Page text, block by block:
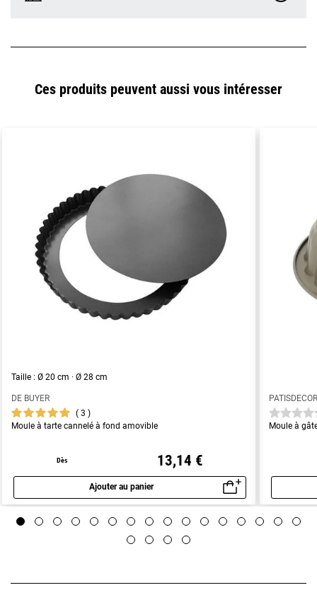
Ces produits peuvent aussi vous intéresser
Taille : Ø 20 cm · Ø 28 cm
DE BUYER
3
Moule à tarte cannelé à fond amovible
Dès 13,14 €
Ajouter au panier
Aperçu rapide
Moule à